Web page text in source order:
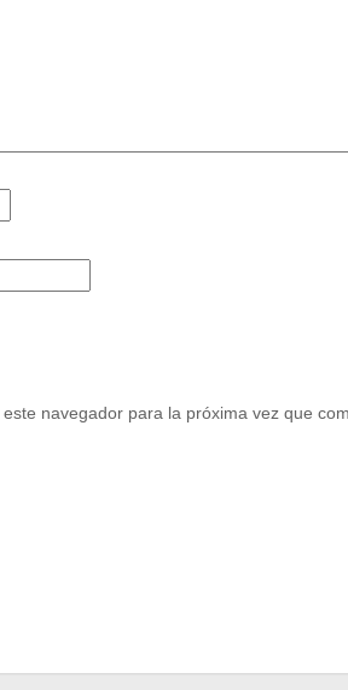
navegador para la próxima vez que